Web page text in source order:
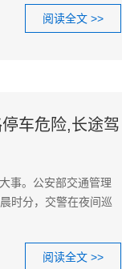
阅读全文 >>
车危险,长途驾
事。公安部交通管理
时分，交警在夜间巡
阅读全文 >>